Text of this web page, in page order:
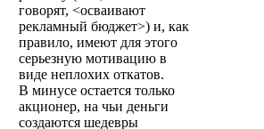
говорят, <осваивают
рекламный бюджет>) и, как
правило, имеют для этого
серьезную мотивацию в
виде неплохих откатов.
В минусе остается только
акционер, на чьи деньги
создаются шедевры